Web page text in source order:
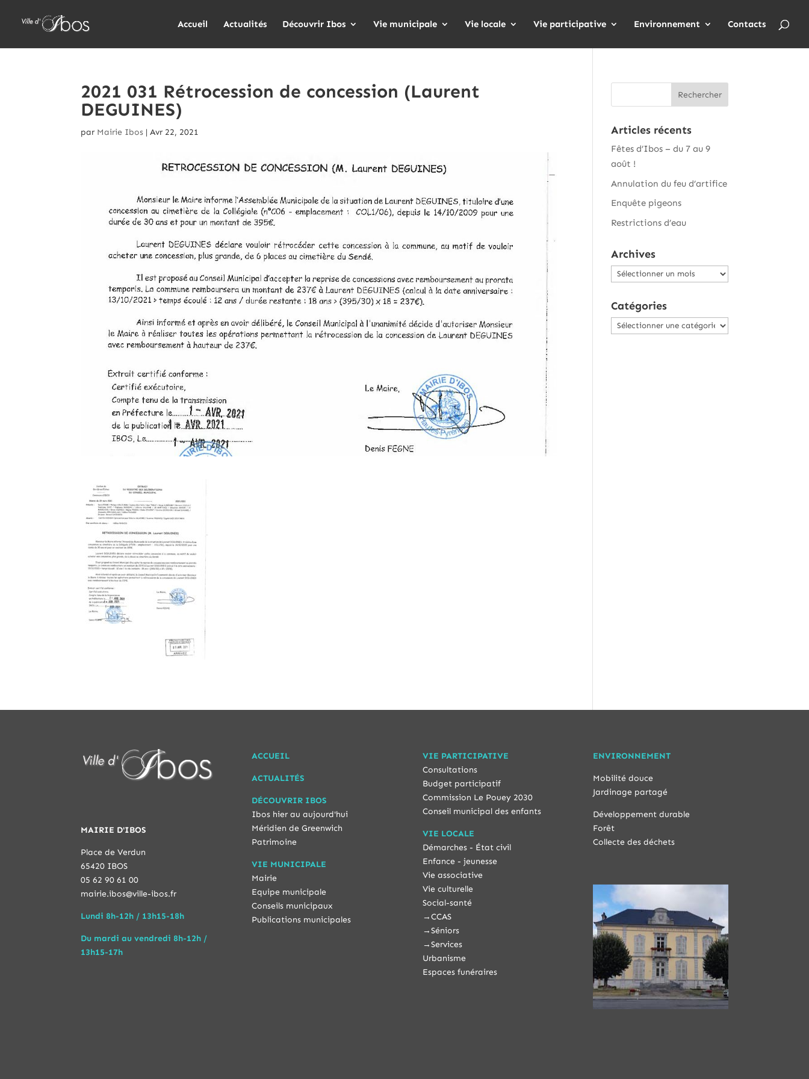
Accueil Actualités Découvrir Ibos Vie municipale Vie locale Vie participative Environnement Contacts
2021 031 Rétrocession de concession (Laurent
DEGUINES)
par Mairie Ibos |Avr 22, 2021 Articles récents
Fêtes d’Ibos – du 7 au 9
août !
Annulation du feu d’artifice
Enquête pigeons
Restrictions d’eau
Archives
Archives
Catégories
Catégories
MAIRIE D'IBOS
Place de Verdun
65420 IBOS
05 62 90 61 00
mairie.ibos@ville-ibos.fr
Lundi 8h-12h / 13h15-18h
Du mardi au vendredi 8h-12h /
13h15-17h
ACCUEIL
ACTUALITÉS
DÉCOUVRIR IBOS
Ibos hier au aujourd'hui
Méridien de Greenwich
Patrimoine
VIE MUNICIPALE
Mairie
Equipe municipale
Conseils municipaux
Publications municipales
VIE PARTICIPATIVE
Consultations
Budget participatif
Commission Le Pouey 2030
Conseil municipal des enfants
VIE LOCALE
Démarches - État civil
Enfance - jeunesse
Vie associative
Vie culturelle
Social-santé
→CCAS
→Séniors
→Services
Urbanisme
Espaces funéraires
ENVIRONNEMENT
Mobilité douce
Jardinage partagé
Développement durable
Forêt
Collecte des déchets